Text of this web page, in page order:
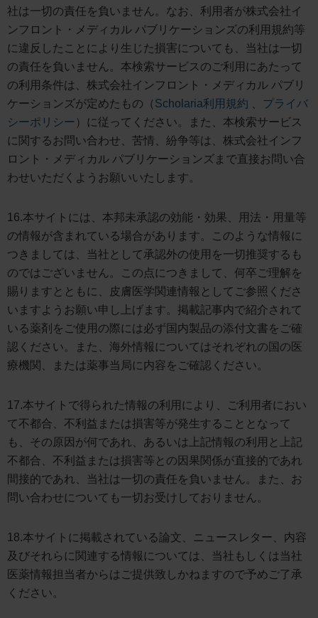
社は一切の責任を負いません。なお、利用者が株式会社イ
ンフロント・メディカル パブリケーションズの利用規約等
に違反したことにより生じた損害についても、当社は一切
の責任を負いません。本検索サービスのご利用にあたって
の利用条件は、株式会社インフロント・メディカル パブリ
ケーションズが定めたもの（ Scholaria利用規約
プライバ
シーポリシー ）に従ってください。また、本検索サービス
に関するお問い合わせ、苦情、紛争等は、株式会社インフ
ロント・メディカル パブリケーションズまで直接お問い合
わせいただくようお願いいたします。
16.本サイトには、本邦未承認の効能・効果、用法・用量等
の情報が含まれている場合があります。このような情報に
つきましては、当社として承認外の使用を一切推奨するも
のではございません。この点につきまして、何卒ご理解を
賜りますとともに、皮膚医学関連情報としてご参照くださ
いますようお願い申し上げます。掲載記事内で紹介されて
いる薬剤をご使用の際には必ず国内製品の添付文書をご確
認ください。また、海外情報についてはそれぞれの国の医
療機関、または薬事当局に内容をご確認ください。
17.本サイトで得られた情報の利用により、ご利用者におい
て不都合、不利益または損害等が発生することとなって
も、その原因が何であれ、あるいは上記情報の利用と上記
不都合、不利益または損害等との因果関係が直接的であれ
間接的であれ、当社は一切の責任を負いません。また、お
問い合わせについても一切お受けしておりません。
18.本サイトに掲載されている論文、ニュースレター、内容
及びそれらに関連する情報については、当社もしくは当社
医薬情報担当者からはご提供致しかねますので予めご了承
ください。